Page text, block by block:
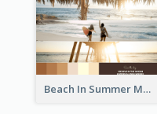
Beach In Summer Mood Board